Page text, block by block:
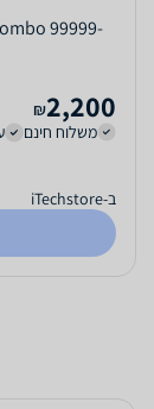
99999-
2,200
₪
משלוח חינם
עד
ב-iTechstore